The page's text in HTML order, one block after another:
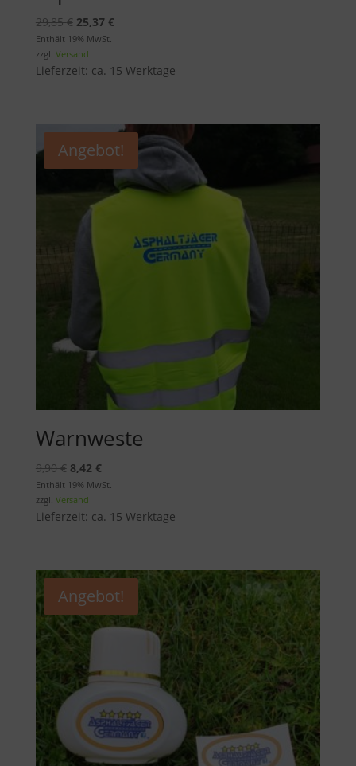
29,85€ Ursprünglicher
Preis
war:
29,85 €
25,37 €Aktueller
25,37 €.
Enthält 19% MwSt.
zzgl. Versand
Lieferzeit: ca. 15 Werktage
Angebot!
Warnweste
9,90€ Ursprünglicher
Preis
war:
9,90 €
8,42 €Aktueller
Preis
8,42 €.
Enthält 19% MwSt.
zzgl. Versand
Lieferzeit: ca. 15 Werktage
Angebot!